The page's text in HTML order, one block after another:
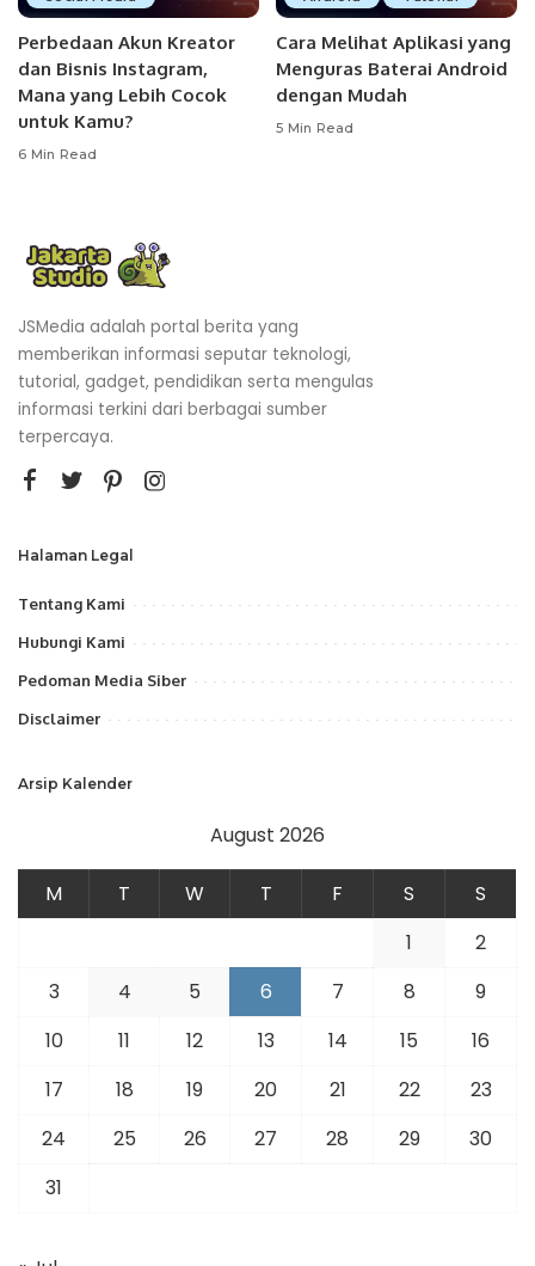
Perbedaan Akun Kreator
dan Bisnis Instagram,
Mana yang Lebih Cocok
untuk Kamu?
6 Min Read
Cara Melihat Aplikasi yang
Menguras Baterai Android
dengan Mudah
5 Min Read
JSMedia adalah portal berita yang
memberikan informasi seputar teknologi,
tutorial, gadget, pendidikan serta mengulas
informasi terkini dari berbagai sumber
terpercaya.
Halaman Legal
Tentang Kami
Hubungi Kami
Pedoman Media Siber
Disclaimer
Arsip Kalender
August 2026
M T W T F S
S
1
2
3
4 5 6 7 8
9
10
11 12 13 14 15
16
17
18 19 20 21 22
23
24
25 26 27 28 29
30
31